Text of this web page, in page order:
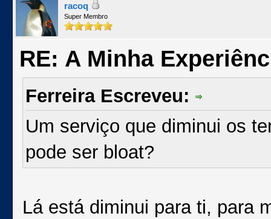
racoq
Super Membro
RE: A Minha
Ferreira Escreveu:
Um serviço que diminui os
pode ser bloat?
Lá está diminui para ti, para